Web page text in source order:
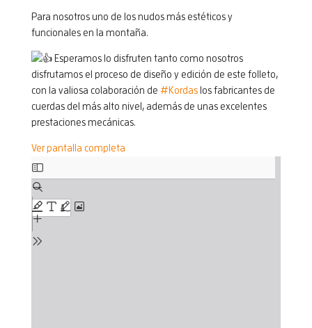
Para nosotros uno de los nudos más estéticos y
funcionales en la montaña.
Esperamos lo disfruten tanto como nosotros
disfrutamos el proceso de diseño y edición de este folleto,
con la valiosa colaboración de #Kordaslos fabricantes de
cuerdas del más alto nivel, además de unas excelentes
prestaciones mecánicas.
Ver pantalla completa
Skip
to
PDF
content